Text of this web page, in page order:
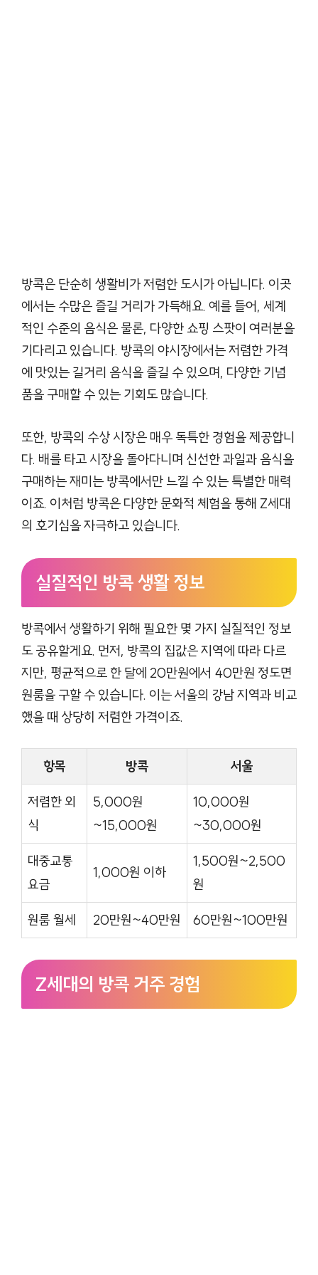
방콕은 단순히 생활비가 저렴한 도시가 아닙니다. 이곳
에서는 수많은 즐길 거리가 가득해요. 예를 들어, 세계
적인 수준의 음식은 물론, 다양한 쇼핑 스팟이 여러분을
기다리고 있습니다. 방콕의 야시장에서는 저렴한 가격
에 맛있는 길거리 음식을 즐길 수 있으며, 다양한 기념
품을 구매할 수 있는 기회도 많습니다.
또한, 방콕의 수상 시장은 매우 독특한 경험을 제공합니
다. 배를 타고 시장을 돌아다니며 신선한 과일과 음식을
구매하는 재미는 방콕에서만 느낄 수 있는 특별한 매력
이죠. 이처럼 방콕은 다양한 문화적 체험을 통해 Z세대
의 호기심을 자극하고 있습니다.
실질적인 방콕 생활 정보
방콕에서 생활하기 위해 필요한 몇 가지 실질적인 정보
도 공유할게요. 먼저, 방콕의 집값은 지역에 따라 다르
지만, 평균적으로 한 달에 20만원에서 40만원 정도면
원룸을 구할 수 있습니다. 이는 서울의 강남 지역과 비교
했을 때 상당히 저렴한 가격이죠.
항목 방콕 서울
저렴한 외
식
5,000원
~15,000원
10,000원
~30,000원
대중교통
요금
1,000원 이하
1,500원~2,500
원
원룸 월세 20만원~40만원 60만원~100만원
Z세대의 방콕 거주 경험